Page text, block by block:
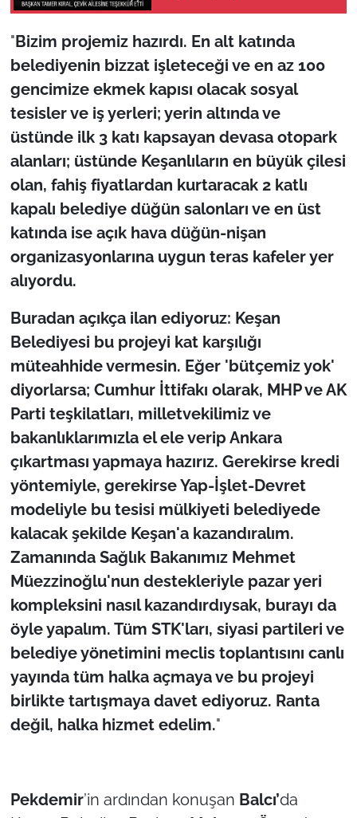
"Bizim projemiz hazırdı. En alt katında
belediyenin bizzat işleteceği ve en az 100
gencimize ekmek kapısı olacak sosyal
tesisler ve iş yerleri; yerin altında ve
üstünde ilk 3 katı kapsayan devasa otopark
alanları; üstünde Keşanlıların en büyük çilesi
olan, fahiş fiyatlardan kurtaracak 2 katlı
kapalı belediye düğün salonları ve en üst
katında ise açık hava düğün-nişan
organizasyonlarına uygun teras kafeler yer
alıyordu.
Buradan açıkça ilan ediyoruz: Keşan
Belediyesi bu projeyi kat karşılığı
müteahhide vermesin. Eğer 'bütçemiz yok'
diyorlarsa; Cumhur İttifakı olarak, MHP ve AK
Parti teşkilatları, milletvekilimiz ve
bakanlıklarımızla el ele verip Ankara
çıkartması yapmaya hazırız. Gerekirse kredi
yöntemiyle, gerekirse Yap-İşlet-Devret
modeliyle bu tesisi mülkiyeti belediyede
kalacak şekilde Keşan'a kazandıralım.
Zamanında Sağlık Bakanımız Mehmet
Müezzinoğlu'nun destekleriyle pazar yeri
kompleksini nasıl kazandırdıysak, burayı da
öyle yapalım. Tüm STK'ları, siyasi partileri ve
belediye yönetimini meclis toplantısını canlı
yayında tüm halka açmaya ve bu projeyi
birlikte tartışmaya davet ediyoruz. Ranta
değil, halka hizmet edelim."
Pekdemir’in ardından konuşan Balcı’da